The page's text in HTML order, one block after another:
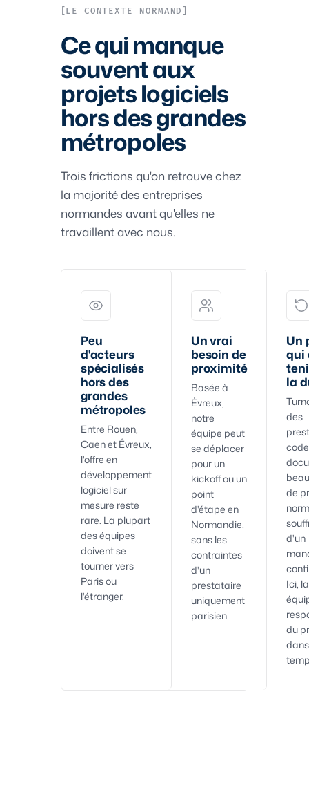
LE CONTEXTE NORMAND
Ce qui manque
souvent aux
projets logiciels
hors des grandes
métropoles
Trois frictions qu'on retrouve chez
la majorité des entreprises
normandes avant qu'elles ne
travaillent avec nous.
Peu
d'acteurs
spécialisés
hors des
grandes
métropoles
Entre Rouen,
Caen et Évreux,
l'offre en
développement
logiciel sur
mesure reste
rare. La plupart
des équipes
doivent se
tourner vers
Paris ou
l'étranger.
Un vrai
besoin de
proximité
Basée à
Évreux,
notre
équipe peut
se déplacer
pour un
kickoff ou un
point
d'étape en
Normandie,
sans les
contraintes
d'un
prestataire
uniquement
parisien.
Un
qui
la
des
de
d'un
Ici,
du